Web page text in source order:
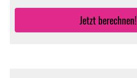
Jetzt berechnen!